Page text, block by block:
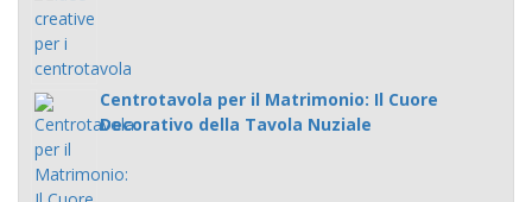
Centrotavola per il Matrimonio: Il Cuore
Decorativo della Tavola Nuziale